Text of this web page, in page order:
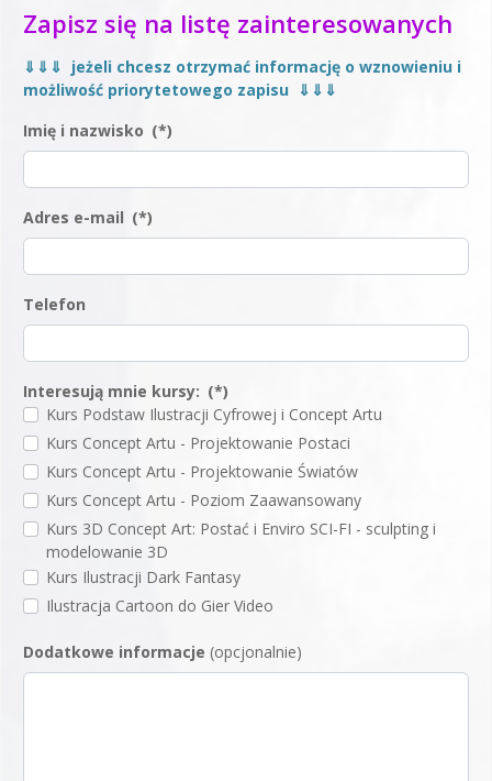
Zapisz się na listę zainteresowanych
⇓⇓⇓ jeżeli chcesz otrzymać informację o wznowieniu i
możliwość priorytetowego zapisu ⇓⇓⇓
Imię i nazwisko (*)
Adres e-mail (*)
Telefon
Interesują mnie kursy: (*)
Kurs Podstaw Ilustracji Cyfrowej i Concept Artu
Kurs Concept Artu - Projektowanie Postaci
Kurs Concept Artu - Projektowanie Światów
Kurs Concept Artu - Poziom Zaawansowany
Kurs 3D Concept Art: Postać i Enviro SCI-FI - sculpting i
modelowanie 3D
Kurs Ilustracji Dark Fantasy
Ilustracja Cartoon do Gier Video
Dodatkowe informacje (opcjonalnie)